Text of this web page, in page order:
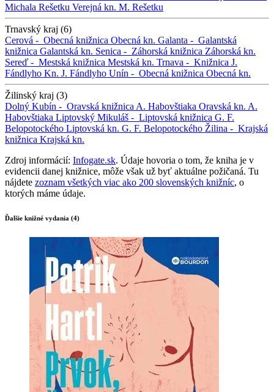
Michala Rešetku Verejná kn. M. Rešetku
Trnavský kraj (6)
Cerová - Obecná knižnica Obecná kn. Galanta - Galantská
knižnica Galantská kn. Senica - Záhorská knižnica Záhorská kn.
Sereď - Mestská knižnica Mestská kn. Trnava - Knižnica J.
Fándlyho Kn. J. Fándlyho Unín - Obecná knižnica Obecná kn.
Žilinský kraj (3)
Dolný Kubín - Oravská knižnica A. Habovštiaka Oravská kn. A.
Habovštiaka Liptovský Mikuláš - Liptovská knižnica G. F.
Belopotockého Liptovská kn. G. F. Belopotockého Žilina - Krajská
knižnica Krajská kn.
Zdroj informácií: Infogate.sk. Údaje hovoria o tom, že kniha je v
evidencii danej knižnice, môže však už byť aktuálne požičaná. Tu
nájdete zoznam všetkých viac ako 200 slovenských knižníc, o
ktorých máme údaje.
Ďalšie knižné vydania (4)